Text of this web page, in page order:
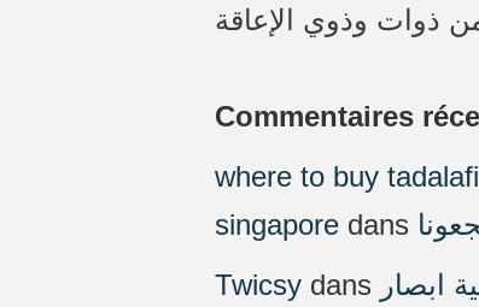
ذوات وذوي الإعاقة
Commentaires
where to buy
singapore dans
Twicsy dans ابصار